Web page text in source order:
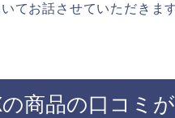
てお話させていただきま
商品の口コミ